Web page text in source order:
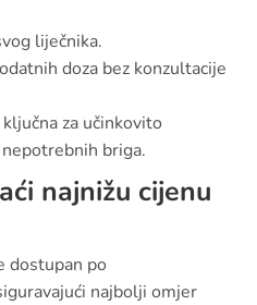
liječnika.
doza bez konzultacije
za učinkovito
briga.
najnižu cijenu
dostupan po
najbolji omjer